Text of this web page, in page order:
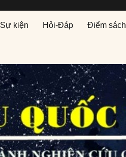
Sự kiện Hỏi-Đáp Điểm sách